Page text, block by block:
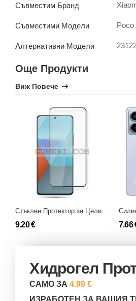
Съвместим Бранд
Съвместими Модели Poco
Алтернативни Модели
Още Продукти
Виж Повече
Стъклен Протектор за Целия Екран Full Glue за Xiaomi Poco X6 5G
9.20 € 7.66
Хидрогел
САМО ЗА4.99 €